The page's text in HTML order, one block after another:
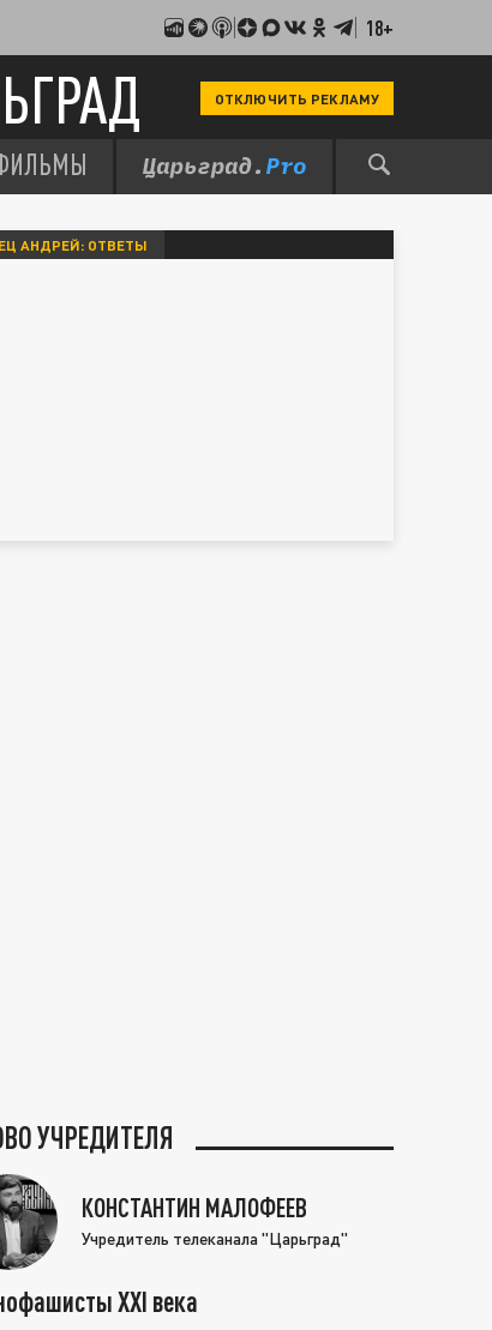
18+
ОТКЛЮЧИТЬ РЕКЛАМУ
АНДРЕЙ: ОТВЕТЫ
УЧРЕДИТЕЛЯ
КОНСТАНТИН МАЛОФЕЕВ
Учредитель телеканала "Царьград"
XXI века